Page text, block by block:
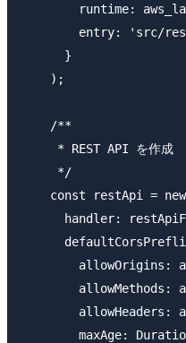
runtime:
entry: 'src/
      }
    );
    /**
     * REST API を作成
     */
const restApi =
handler:
allowOrigins:
allowMethods:
allowHeaders:
maxAge: